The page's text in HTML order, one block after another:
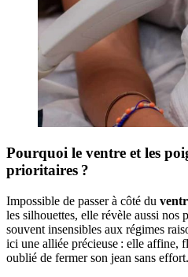
Pourquoi le ventre et les
prioritaires ?
Impossible de passer à côté du
les silhouettes, elle révèle aussi nos
souvent insensibles aux régimes
ici une alliée précieuse : elle affine,
oublié de fermer son jean sans effort.